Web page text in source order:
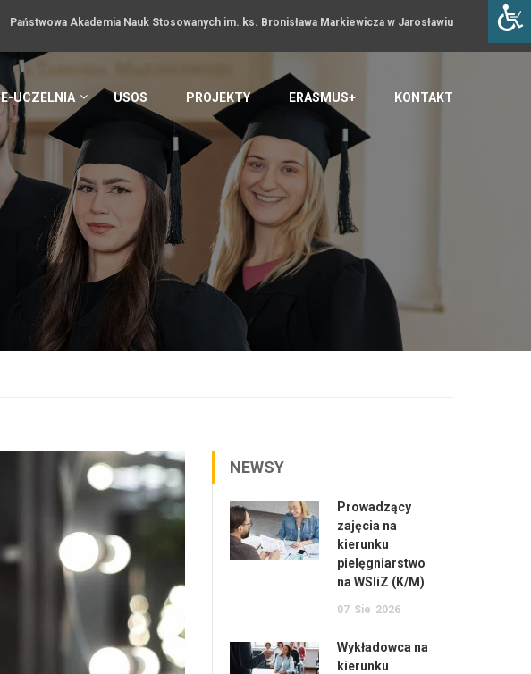
Państwowa Akademia Nauk Stosowanych im. ks. Bronisława Markiewicza w Jarosławiu
E-UCZELNIA USOS PROJEKTY ERASMUS+ KONTAKT
NEWSY
Prowadzący
zajęcia na
kierunku
pielęgniarstwo
na WSIiZ (K/M)
07 Sie 2026
Wykładowca na
kierunku